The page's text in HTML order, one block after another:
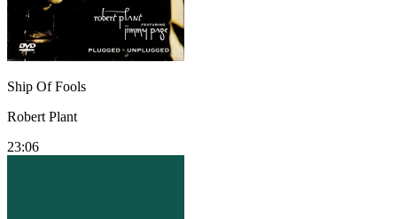
Ship Of Fools
Robert Plant
23:06